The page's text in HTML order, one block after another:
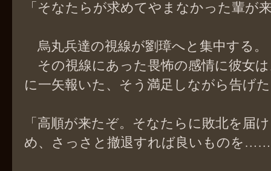
「そなたらが求めてやまなかった輩が
烏丸兵達の視線が劉璋へと集中する。
その視線にあった畏怖の感情に彼女
に一矢報いた、そう満足しながら告げ
「高順が来たぞ。そなたらに敗北を届
め、さっさと撤退すれば良いものを